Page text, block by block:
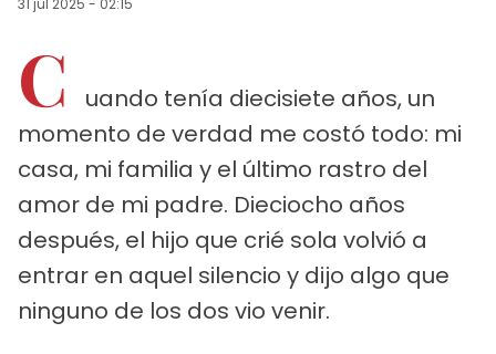
C
uando tenía diecisiete años, un
momento de verdad me costó todo: mi
casa, mi familia y el último rastro del
amor de mi padre. Dieciocho años
después, el hijo que crié sola volvió a
entrar en aquel silencio y dijo algo que
ninguno de los dos vio venir.